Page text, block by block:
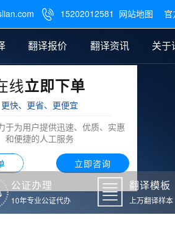
 15202012581 网站地图
翻译报价
笔译翻译报价
翻译资讯
公证样本
关于
线立即下单
更快、更省、更便宜
于为用户提供迅速、优质、实惠
和便捷的人工服务
立即咨询
公证办理
10年专业公证代办
翻译模板
上万翻译样本